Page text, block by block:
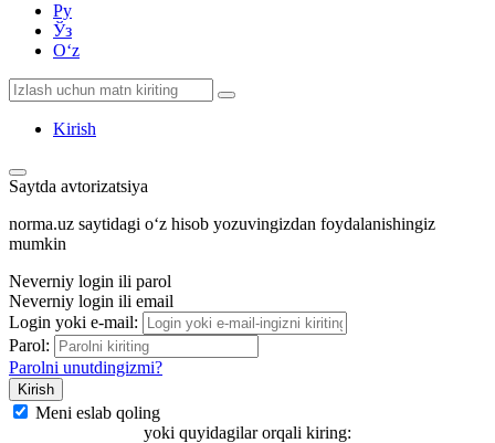
Ру
Ўз
Oʻz
Kirish
Saytda avtorizatsiya
norma.uz saytidagi oʻz hisob yozuvingizdan foydalanishingiz
mumkin
Neverniy login ili parol
Neverniy login ili email
Login yoki e-mail:
Parol:
Parolni unutdingizmi?
Meni eslab qoling
yoki quyidagilar orqali kiring: